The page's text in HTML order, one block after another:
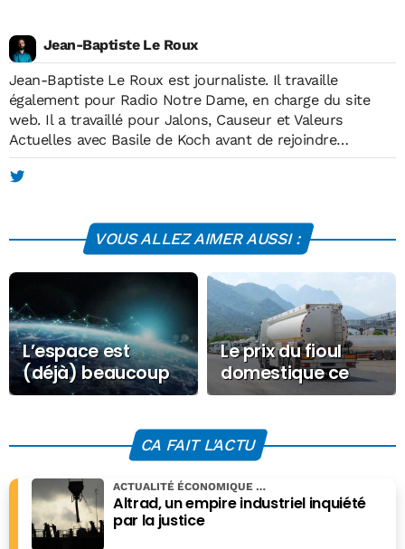
Jean-Baptiste Le Roux
Jean-Baptiste Le Roux est journaliste. Il travaille
également pour Radio Notre Dame, en charge du site
web. Il a travaillé pour Jalons, Causeur et Valeurs
Actuelles avec Basile de Koch avant de rejoindre
Economie Matin, à sa création, en mai 2012. Il est
diplômé de l'Institut européen de journalisme (IEJ) et
publie de temps en temps dans la presse économique
spécialisée.
VOUS ALLEZ AIMER AUSSI :
L’espace est
(déjà) beaucoup
trop pollué, alerte
Le prix du fioul
domestique ce
Mercredi 22
CA FAIT L'ACTU
Altrad, un empire industriel inquiété
par la justice
ACTUALITÉ ÉCONOMIQUE